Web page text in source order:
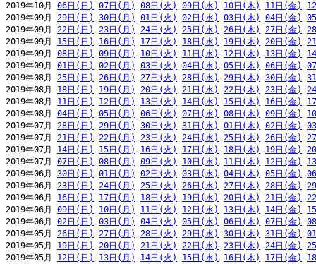
2019年10月 06日(日) 07日(月) 08日(火) 09日(水) 10日(木) 11日(金)
2019年09月 29日(日) 30日(月) 01日(火) 02日(水) 03日(木) 04日(金)
2019年09月 22日(日) 23日(月) 24日(火) 25日(水) 26日(木) 27日(金)
2019年09月 15日(日) 16日(月) 17日(火) 18日(水) 19日(木) 20日(金)
2019年09月 08日(日) 09日(月) 10日(火) 11日(水) 12日(木) 13日(金)
2019年09月 01日(日) 02日(月) 03日(火) 04日(水) 05日(木) 06日(金)
2019年08月 25日(日) 26日(月) 27日(火) 28日(水) 29日(木) 30日(金)
2019年08月 18日(日) 19日(月) 20日(火) 21日(水) 22日(木) 23日(金)
2019年08月 11日(日) 12日(月) 13日(火) 14日(水) 15日(木) 16日(金)
2019年08月 04日(日) 05日(月) 06日(火) 07日(水) 08日(木) 09日(金)
2019年07月 28日(日) 29日(月) 30日(火) 31日(水) 01日(木) 02日(金)
2019年07月 21日(日) 22日(月) 23日(火) 24日(水) 25日(木) 26日(金)
2019年07月 14日(日) 15日(月) 16日(火) 17日(水) 18日(木) 19日(金)
2019年07月 07日(日) 08日(月) 09日(火) 10日(水) 11日(木) 12日(金)
2019年06月 30日(日) 01日(月) 02日(火) 03日(水) 04日(木) 05日(金)
2019年06月 23日(日) 24日(月) 25日(火) 26日(水) 27日(木) 28日(金)
2019年06月 16日(日) 17日(月) 18日(火) 19日(水) 20日(木) 21日(金)
2019年06月 09日(日) 10日(月) 11日(火) 12日(水) 13日(木) 14日(金)
2019年06月 02日(日) 03日(月) 04日(火) 05日(水) 06日(木) 07日(金)
2019年05月 26日(日) 27日(月) 28日(火) 29日(水) 30日(木) 31日(金)
2019年05月 19日(日) 20日(月) 21日(火) 22日(水) 23日(木) 24日(金)
2019年05月 12日(日) 13日(月) 14日(火) 15日(水) 16日(木) 17日(金)